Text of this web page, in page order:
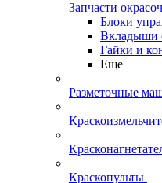
Запчасти
Блоки
Вкладыши
Гайки и
Еще
Разметочные
Краскопульты